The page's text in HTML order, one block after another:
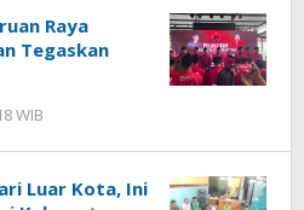
Raya
Tegaskan
WIB
Luar Kota, Ini